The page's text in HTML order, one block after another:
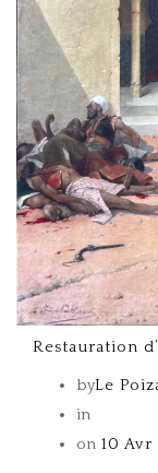
Restauration
byLe
in
on 10 Avr